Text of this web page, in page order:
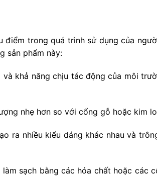
điểm trong quá trình sử dụng của
sản phẩm này:
khả năng chịu tác động của môi
nhẹ hơn so với cổng gỗ hoặc kim
ra nhiều kiểu dáng khác nhau và
sạch bằng các hóa chất hoặc các